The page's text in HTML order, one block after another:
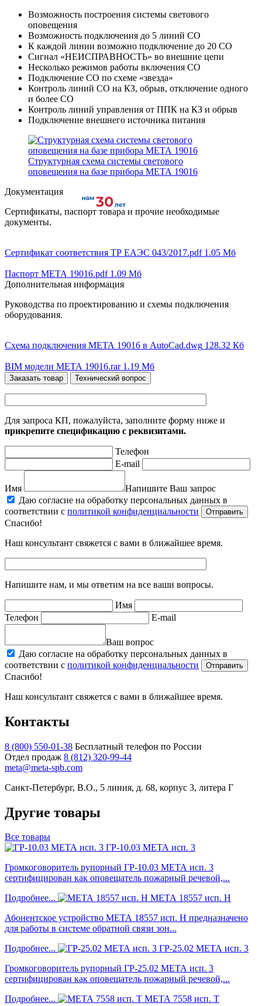
Возможность построения системы светового
оповещения
Возможность подключения до 5 линий СО
К каждой линии возможно подключение до 20 СО
Сигнал «НЕИСПРАВНОСТЬ» во внешние цепи
Несколько режимов работы включения СО
Подключение СО по схеме «звезда»
Контроль линий СО на КЗ, обрыв, отключение одного
и более СО
Контроль линий управления от ППК на КЗ и обрыв
Подключение внешнего источника питания
Структурная схема системы светового
оповещения на базе прибора МЕТА 19016
Документация
Сертификаты, паспорт товара и прочие необходимые
документы.
Сертификат соответствия ТР ЕАЭС 043/2017.pdf 1.05 Мб
Паспорт МЕТА 19016.pdf 1.09 Мб
Дополнительная информация
Руководства по проектированию и схемы подключения
оборудования.
Схема подключения МЕТА 19016 в AutoCad.dwg 128.32 Кб
BIM модели МЕТА 19016.rar 1.19 Мб
Заказать товар Технический вопрос
Для запроса КП, пожалуйста, заполните форму ниже и
прикрепите спецификацию с реквизитами.
Телефон
E-mail
Имя
Напишите Ваш запрос
Даю согласие на обработку персональных данных в
соответствии с политикой конфиденциальности Отправить
Спасибо!
Наш консультант свяжется с вами в ближайшее время.
Напишите нам, и мы ответим на все ваши вопросы.
Имя
Телефон
E-mail
Ваш вопрос
Даю согласие на обработку персональных данных в
соответствии с политикой конфиденциальности Отправить
Спасибо!
Наш консультант свяжется с вами в ближайшее время.
Контакты
8 (800) 550-01-38 Бесплатный телефон по России
Отдел продаж 8 (812) 320-99-44
meta@meta-spb.com
Санкт-Петербург, В.О., 5 линия, д. 68, корпус 3, литера Г
Другие товары
Все товары
ГР-10.03 МЕТА исп. 3
Громкоговоритель рупорный ГР-10.03 МЕТА исп. 3
сертифицирован как оповещатель пожарный речевой,...
Подробнее...
МЕТА 18557 исп. Н
Абонентское устройство МЕТА 18557 исп. Н предназначено
для работы в системе обратной связи зон...
Подробнее...
ГР-25.02 МЕТА исп. 3
Громкоговоритель рупорный ГР-25.02 МЕТА исп. 3
сертифицирован как оповещатель пожарный речевой,...
Подробнее...
МЕТА 7558 исп. Т